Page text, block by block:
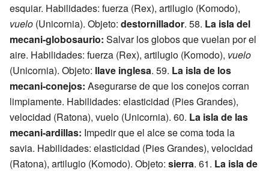
esquiar. Habilidades: fuerza (Rex), artilugio (Komodo),
vuelo (Unicornia). Objeto: destornillador. 58. La isla del
mecani-globosaurio: Salvar los globos que vuelan por el
aire. Habilidades: fuerza (Rex), artilugio (Komodo), vuelo
(Unicornia). Objeto: llave inglesa. 59. La isla de los
mecani-conejos: Asegurarse de que los conejos corran
limpiamente. Habilidades: elasticidad (Pies Grandes),
velocidad (Ratona), vuelo (Unicornia). 60. La isla de las
mecani-ardillas: Impedir que el alce se coma toda la
savia. Habilidades: elasticidad (Pies Grandes), velocidad
(Ratona), artilugio (Komodo). Objeto: sierra. 61. La isla de